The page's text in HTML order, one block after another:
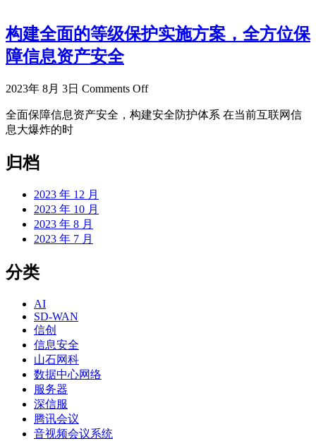
构建全面的等级保护实施方案，全方位保
障信息资产安全
2023年 8月 3日 Comments Off
全面保障信息资产安全，构建安全防护体系 在当前互联网信
息大爆炸的时
归档
2023 年 12 月
2023 年 10 月
2023 年 8 月
2023 年 7 月
分类
AI
SD-WAN
信创
信息安全
山石网科
数据中心网络
服务器
深信服
腾讯会议
音视频会议系统